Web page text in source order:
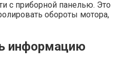
с приборной панелью. Это
обороты мотора,
информацию